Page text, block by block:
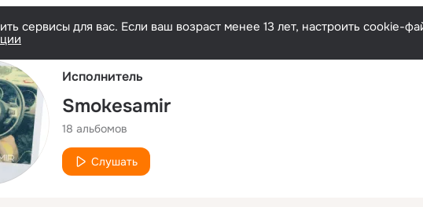
Русский
сервисы для вас. Если ваш возраст менее 13 лет, настроить cookie-
Исполнитель
Smokesamir
18 альбомов
Слушать